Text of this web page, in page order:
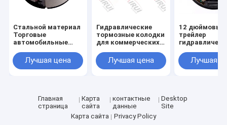
Стальной материал
Торговые
автомобильные
с вместимостью 1
литр жидкости
Лучшая цена
Гидравлические
тормозные колодки
для коммерческих
средств для
максимальной
Лучшая цена
12 дюймовый
трейлер
алюминиевый
калибр 1 литр
Лучшая
Главная
страница
Карта
сайта
контактные
данные
Desktop
Site
Карта сайта
Privacy Policy